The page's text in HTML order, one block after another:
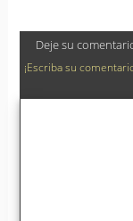
Deje su
¡Escriba su